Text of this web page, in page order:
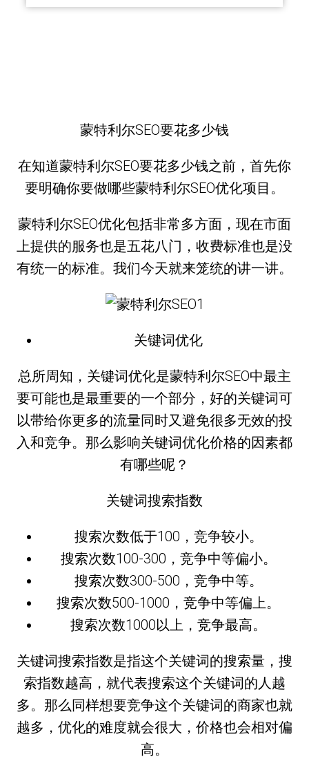
蒙特利尔SEO要花多少钱
在知道蒙特利尔SEO要花多少钱之前，首先你
要明确你要做哪些蒙特利尔SEO优化项目。
蒙特利尔SEO优化包括非常多方面，现在市面
上提供的服务也是五花八门，收费标准也是没
有统一的标准。我们今天就来笼统的讲一讲。
关键词优化
总所周知，关键词优化是蒙特利尔SEO中最主
要可能也是最重要的一个部分，好的关键词可
以带给你更多的流量同时又避免很多无效的投
入和竞争。那么影响关键词优化价格的因素都
有哪些呢？
关键词搜索指数
搜索次数低于100，竞争较小。
搜索次数100-300，竞争中等偏小。
搜索次数300-500，竞争中等。
搜索次数500-1000，竞争中等偏上。
搜索次数1000以上，竞争最高。
关键词搜索指数是指这个关键词的搜索量，搜
索指数越高，就代表搜索这个关键词的人越
多。那么同样想要竞争这个关键词的商家也就
越多，优化的难度就会很大，价格也会相对偏
高。